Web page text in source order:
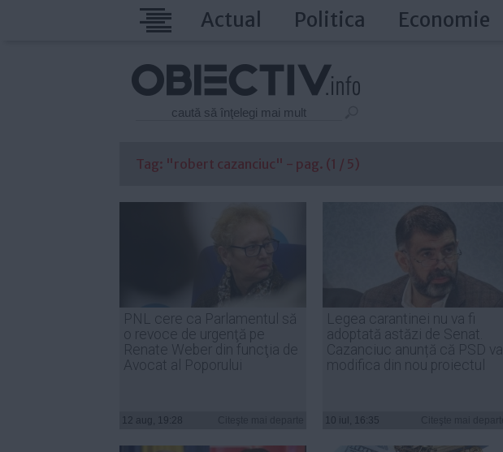
Actual Politica Economie
Tag: "robert cazanciuc" - pag. (1 / 5)
PNL cere ca Parlamentul să
o revoce de urgenţă pe
Renate Weber din funcţia de
Avocat al Poporului
12 aug, 19:28
Legea carantinei nu va fi
adoptată astăzi de Senat.
Cazanciuc anunță că PSD va
modifica din nou proiectul
10 iul, 16:35